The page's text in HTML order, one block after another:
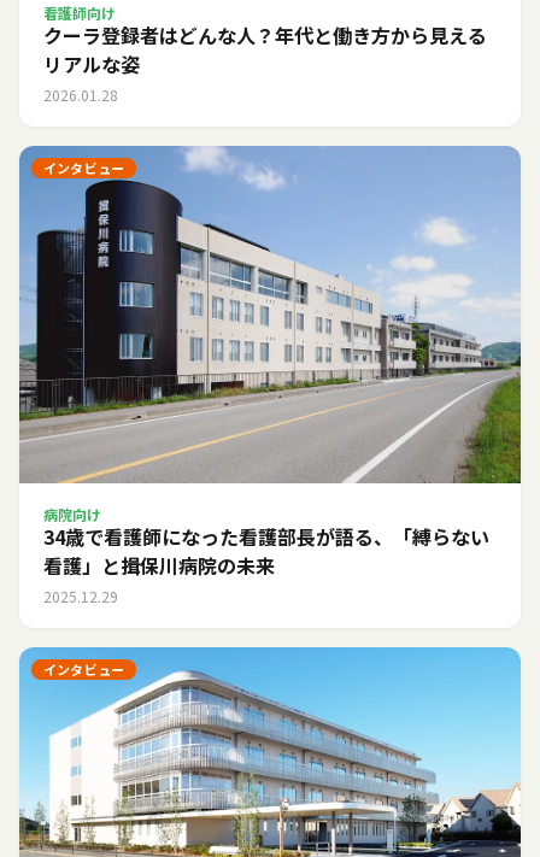
看護師向け
クーラ登録者はどんな人？年代と働き方から見える
リアルな姿
2026.01.28
インタビュー
病院向け
34歳で看護師になった看護部長が語る、「縛らない
看護」と揖保川病院の未来
2025.12.29
インタビュー